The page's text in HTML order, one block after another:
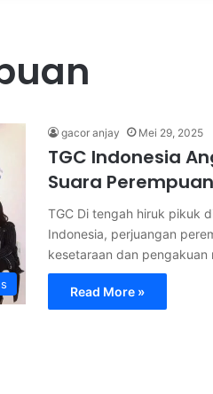
gacor anjay Mei 29, 2025
TGC Indonesia
Suara
TGC Di tengah hiruk pikuk
Indonesia, perjuangan
kesetaraan dan
Read More »